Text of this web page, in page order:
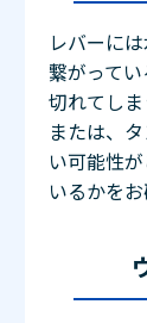
レバーに
繋がって
切れてし
または、
い可能性
いるかを